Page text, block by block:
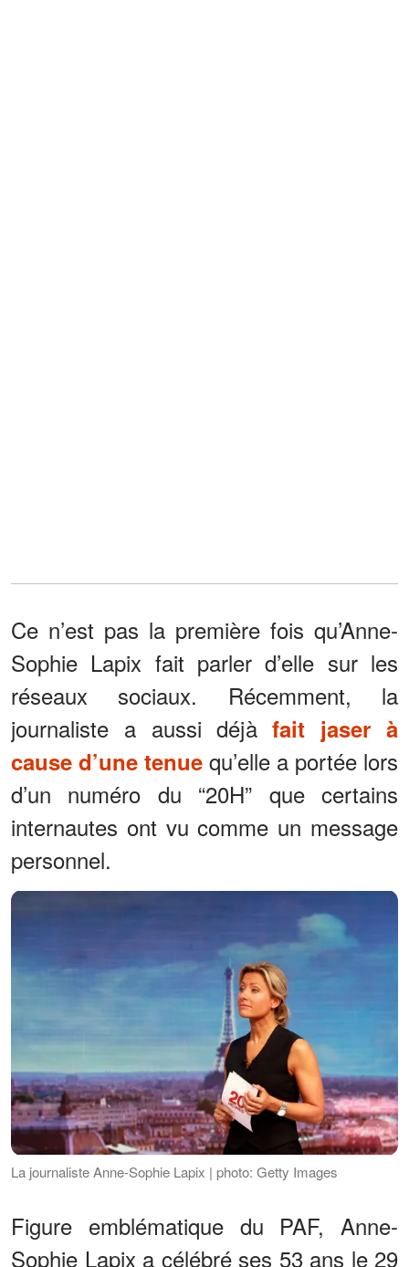
Ce n’est pas la première fois qu’Anne-
Sophie Lapix fait parler d’elle sur les
réseaux sociaux. Récemment, la
journaliste a aussi déjàfait jaser à
cause d’une tenue qu’elle a portée lors
d’un numéro du “20H” que certains
internautes ont vu comme un message
personnel.
La journaliste Anne-Sophie Lapix | photo: Getty Images
Figure emblématique du PAF, Anne-
Sophie Lapix a célébré ses 53 ans le 29